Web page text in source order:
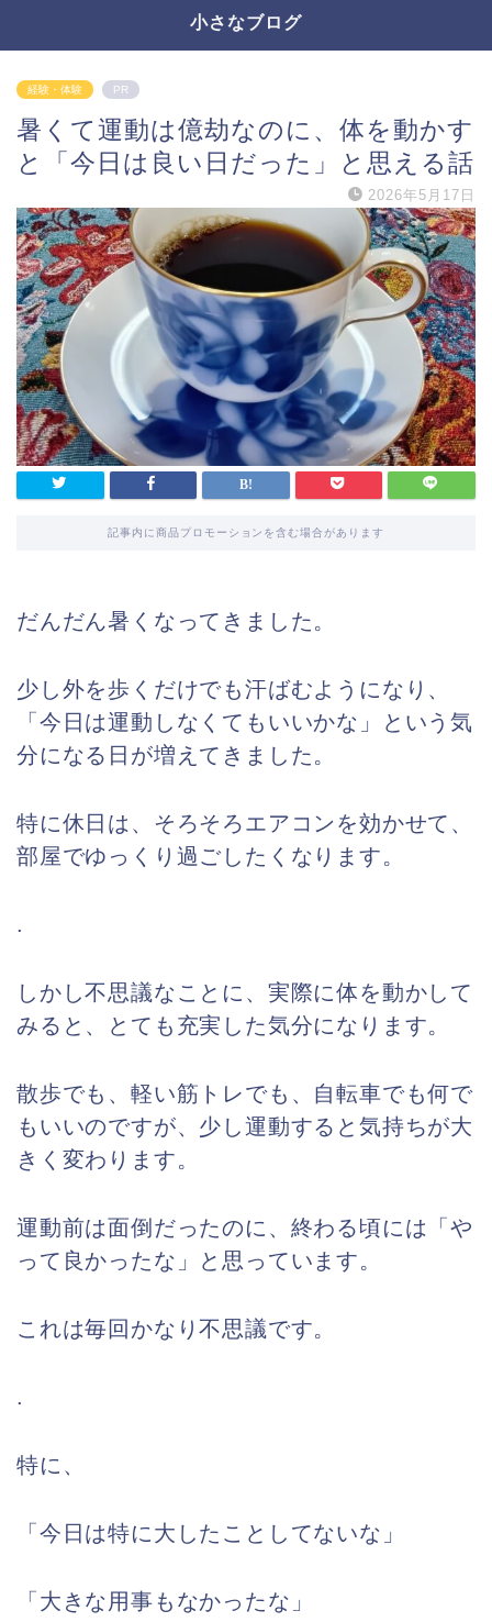
小さなブログ
経験・体験 PR
暑くて運動は億劫なのに、体を動かす
と「今日は良い日だった」と思える話
2026年5月17日
記事内に商品プロモーションを含む場合があります
だんだん暑くなってきました。
少し外を歩くだけでも汗ばむようになり、
「今日は運動しなくてもいいかな」という気
分になる日が増えてきました。
特に休日は、そろそろエアコンを効かせて、
部屋でゆっくり過ごしたくなります。
.
しかし不思議なことに、実際に体を動かして
みると、とても充実した気分になります。
散歩でも、軽い筋トレでも、自転車でも何で
もいいのですが、少し運動すると気持ちが大
きく変わります。
運動前は面倒だったのに、終わる頃には「や
って良かったな」と思っています。
これは毎回かなり不思議です。
.
特に、
「今日は特に大したことしてないな」
「大きな用事もなかったな」